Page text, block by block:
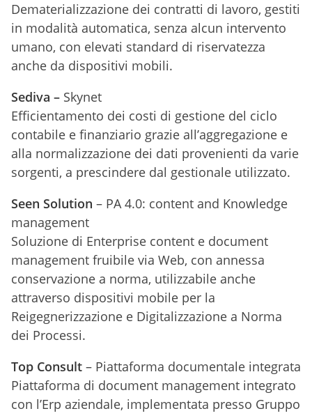
Dematerializzazione dei contratti di lavoro, gestiti
in modalità automatica, senza alcun intervento
umano, con elevati standard di riservatezza
anche da dispositivi mobili.
Sediva – Skynet
Efficientamento dei costi di gestione del ciclo
contabile e finanziario grazie all’aggregazione e
alla normalizzazione dei dati provenienti da varie
sorgenti, a prescindere dal gestionale utilizzato.
Seen Solution – PA 4.0: content and Knowledge
management
Soluzione di Enterprise content e document
management fruibile via Web, con annessa
conservazione a norma, utilizzabile anche
attraverso dispositivi mobile per la
Reigegnerizzazione e Digitalizzazione a Norma
dei Processi.
Top Consult – Piattaforma documentale integrata
Piattaforma di document management integrato
con l’Erp aziendale, implementata presso Gruppo